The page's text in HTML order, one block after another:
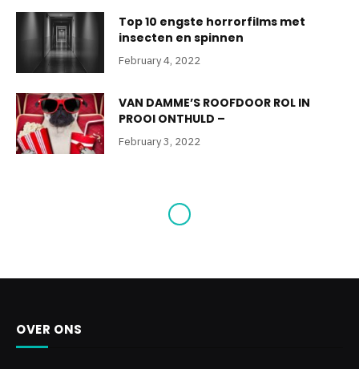
Top 10 engste horrorfilms met
insecten en spinnen
February 4, 2022
VAN DAMME’S ROOFDOOR ROL IN
PROOI ONTHULD –
February 3, 2022
OVER ONS